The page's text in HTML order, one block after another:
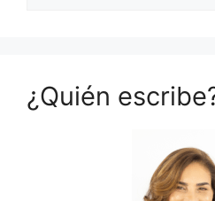
¿Quién